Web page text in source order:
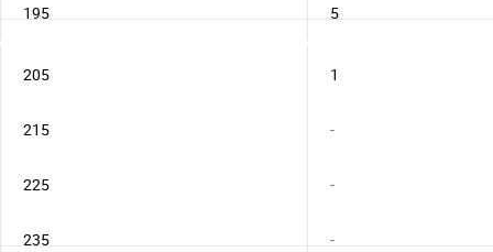
195 5
205 1
215 -
225 -
235 -